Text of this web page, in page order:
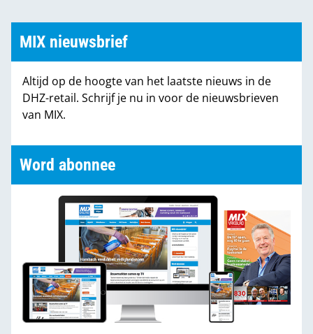
MIX nieuwsbrief
Altijd op de hoogte van het laatste nieuws in de
DHZ-retail. Schrijf je nu in voor de nieuwsbrieven
van MIX.
Word abonnee